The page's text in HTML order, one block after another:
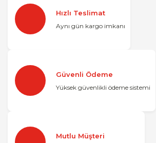
Hızlı Teslimat
Aynı gün kargo imkanı
Güvenli Ödeme
Yüksek güvenlikli ödeme sistemi
Mutlu Müşteri